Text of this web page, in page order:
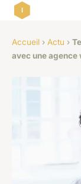
Accueil › Actu ›
avec une